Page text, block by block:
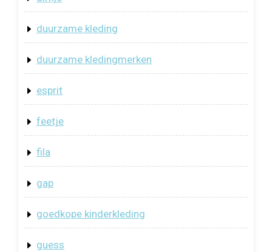
duurzame kleding
duurzame kledingmerken
esprit
feetje
fila
gap
goedkope kinderkleding
guess